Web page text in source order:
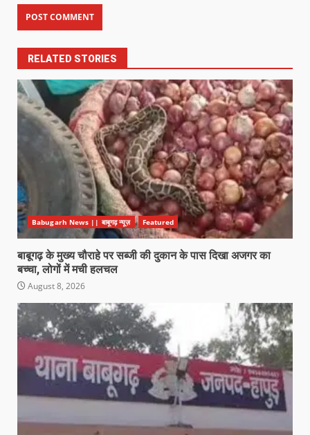
RELATED STORIES
Babugarh News || बाबूगढ़ न्यूज़ Featured
बाबूगढ़ के मुख्य चौराहे पर सब्जी की दुकान के पास दिखा अजगर का
बच्चा, लोगों में मची हलचल
August 8, 2026